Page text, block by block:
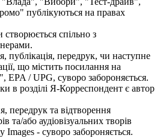
публікуються на правах
спільно з
публікація, передрук, чи наступне
що містить посилання на
EPA / UPG, суворо забороняється.
в розділі Я-Корреспондент є автор
передрук та відтворення
та/або аудіовізуальних творів
Images - суворо забороняється.